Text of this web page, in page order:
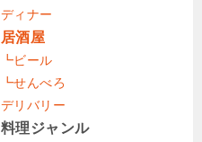
ディナー
居酒屋
┗ビール
┗せんべろ
デリバリー
料理ジャンル